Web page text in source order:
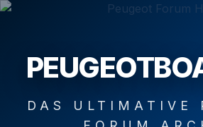
DAS ULTIMATIVE